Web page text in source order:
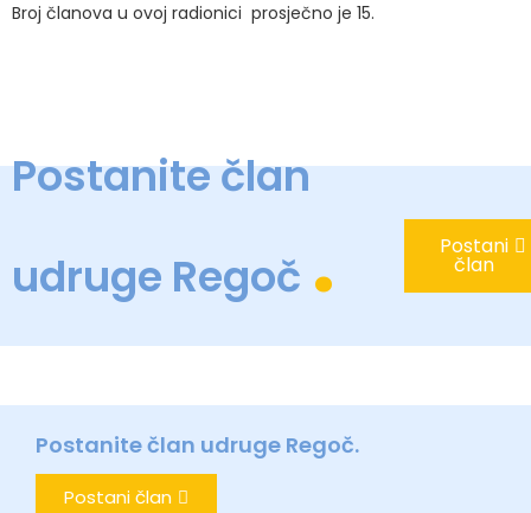
Broj članova u ovoj radionici prosječno je 15.
Postanite član
udruge Regoč . Postani
član
Postanite član udruge Regoč.
Postani član